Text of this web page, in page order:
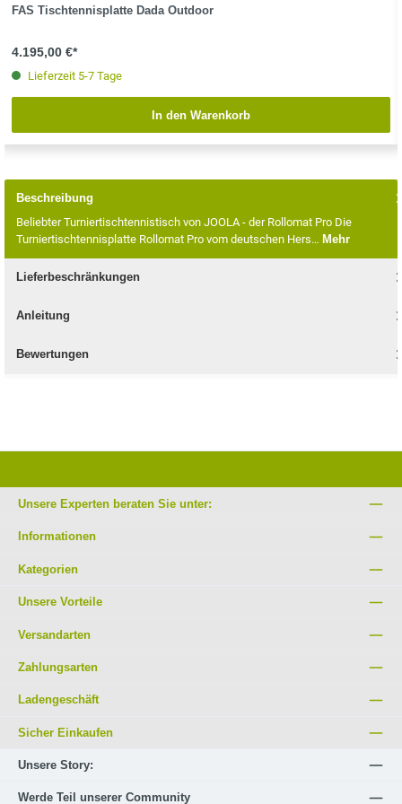
FAS Tischtennisplatte Dada Outdoor
4.195,00 €*
Lieferzeit 5-7 Tage
In den Warenkorb
Beschreibung
Beliebter Turniertischtennistisch von JOOLA - der Rollomat Pro Die
Turniertischtennisplatte Rollomat Pro vom deutschen Hers… Mehr
Lieferbeschränkungen
Anleitung
Bewertungen
Unsere Experten beraten Sie unter:
Informationen
Kategorien
Unsere Vorteile
Versandarten
Zahlungsarten
Ladengeschäft
Sicher Einkaufen
Unsere Story:
Werde Teil unserer Community